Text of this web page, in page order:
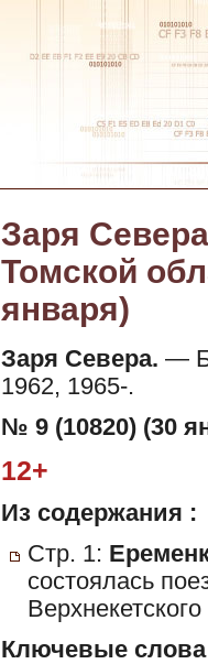
Заря
Томской
января)
Заря Севера. —
1962, 1965-.
№ 9 (10820) (30
12+
Из содержания :
Стр. 1:
состоялась
Ключевые слова